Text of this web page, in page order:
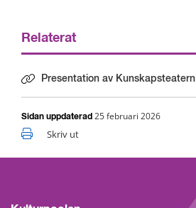
Relaterat
Presentation av Kunskapsteatern
Sidan uppdaterad 25 februari 2026
Skriv ut